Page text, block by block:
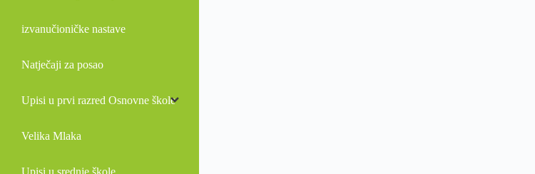
izvanučioničke nastave
Natječaji za posao
Upisi u prvi razred Osnovne škole
Velika Mlaka
Upisi u srednje škole